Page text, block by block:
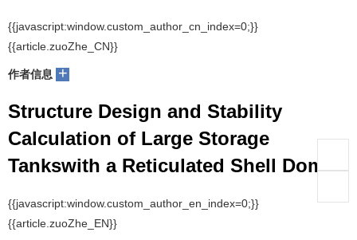
态
目
加
入
关
们
者
服
务
学
会
官
{{javascript:window.custom_author_cn_index=0;}}
{{article.zuoZhe_CN}}
作者信息 +
Structure Design and Stability
Calculation of Large Storage
Tankswith a Reticulated Shell Dome
{{javascript:window.custom_author_en_index=0;}}
{{article.zuoZhe_EN}}